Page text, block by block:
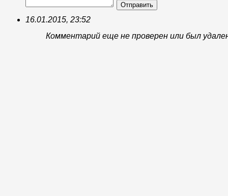
Отправить
16.01.2015, 23:52
Комментарий еще не проверен или был